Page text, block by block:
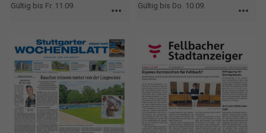
Gültig bis Fr. 11.09. more_horiz Gültig bis Do. 10.09. more_horiz